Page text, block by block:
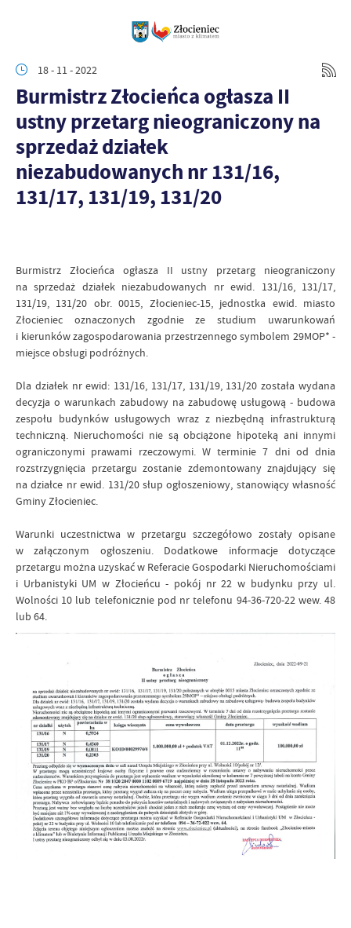
18 - 11 - 2022
Burmistrz Złocieńca ogłasza II
ustny przetarg nieograniczony na
sprzedaż działek
niezabudowanych nr 131/16,
131/17, 131/19, 131/20
Burmistrz Złocieńca ogłasza II ustny przetarg nieograniczony
na sprzedaż działek niezabudowanych nr ewid. 131/16, 131/17,
131/19, 131/20 obr. 0015, Złocieniec-15, jednostka ewid. miasto
Złocieniec oznaczonych zgodnie ze studium uwarunkowań
i kierunków zagospodarowania przestrzennego symbolem 29MOP* -
miejsce obsługi podróżnych.
Dla działek nr ewid: 131/16, 131/17, 131/19, 131/20 została wydana
decyzja o warunkach zabudowy na zabudowę usługową - budowa
zespołu budynków usługowych wraz z niezbędną infrastrukturą
techniczną. Nieruchomości nie są obciążone hipoteką ani innymi
ograniczonymi prawami rzeczowymi. W terminie 7 dni od dnia
rozstrzygnięcia przetargu zostanie zdemontowany znajdujący się
na działce nr ewid. 131/20 słup ogłoszeniowy, stanowiący własność
Gminy Złocieniec.
Warunki uczestnictwa w przetargu szczegółowo zostały opisane
w załączonym ogłoszeniu. Dodatkowe informacje dotyczące
przetargu można uzyskać w Referacie Gospodarki Nieruchomościami
i Urbanistyki UM w Złocieńcu - pokój nr 22 w budynku przy ul.
Wolności 10 lub telefonicznie pod nr telefonu 94-36-720-22 wew. 48
lub 64.